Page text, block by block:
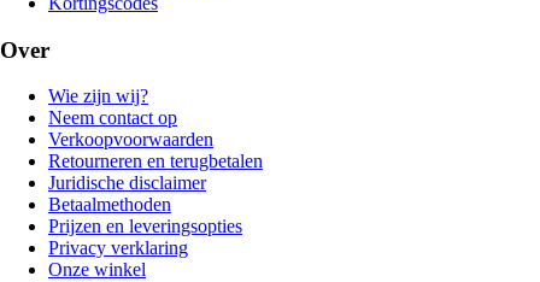
Over
Wie zijn wij?
Neem contact op
Verkoopvoorwaarden
Retourneren en terugbetalen
Juridische disclaimer
Betaalmethoden
Prijzen en leveringsopties
Privacy verklaring
Onze winkel